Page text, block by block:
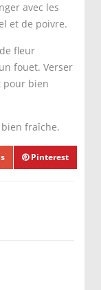
avec les
et de poivre.
fleur
fouet. Verser
pour bien
fraîche.
Pinterest